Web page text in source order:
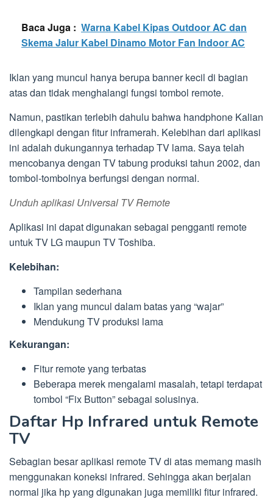
Baca Juga : Warna Kabel Kipas Outdoor AC dan
Skema Jalur Kabel Dinamo Motor Fan Indoor AC
Iklan yang muncul hanya berupa banner kecil di bagian
atas dan tidak menghalangi fungsi tombol remote.
Namun, pastikan terlebih dahulu bahwa handphone Kalian
dilengkapi dengan fitur inframerah. Kelebihan dari aplikasi
ini adalah dukungannya terhadap TV lama. Saya telah
mencobanya dengan TV tabung produksi tahun 2002, dan
tombol-tombolnya berfungsi dengan normal.
Unduh aplikasi Universal TV Remote
Aplikasi ini dapat digunakan sebagai pengganti remote
untuk TV LG maupun TV Toshiba.
Kelebihan:
Tampilan sederhana
Iklan yang muncul dalam batas yang “wajar”
Mendukung TV produksi lama
Kekurangan:
Fitur remote yang terbatas
Beberapa merek mengalami masalah, tetapi terdapat
tombol “Fix Button” sebagai solusinya.
Daftar Hp Infrared untuk Remote
TV
Sebagian besar aplikasi remote TV di atas memang masih
menggunakan koneksi infrared. Sehingga akan berjalan
normal jika hp yang digunakan juga memiliki fitur infrared.